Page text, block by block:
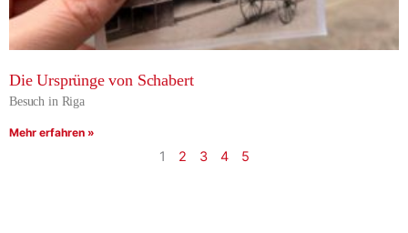
Die Ursprünge von Schabert
Besuch in Riga
Mehr erfahren »
1 2 3 4 5